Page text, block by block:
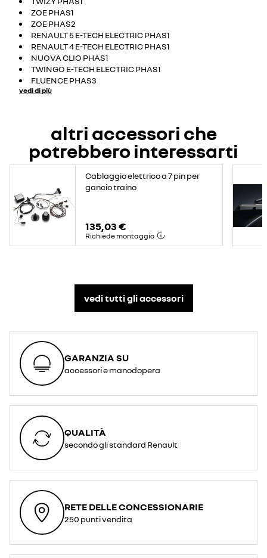
ZOE PHAS1
ZOE PHAS2
RENAULT 5 E-TECH ELECTRIC PHAS1
RENAULT 4 E-TECH ELECTRIC PHAS1
NUOVA CLIO PHAS1
TWINGO E-TECH ELECTRIC PHAS1
FLUENCE PHAS3
vedi di più
altri accessori che
potrebbero interessarti
Cablaggio elettrico a 7 pin per
gancio traino
135,03 €
Richiede montaggio
vedi tutti gli accessori​
GARANZIA SU
accessori e manodopera
QUALITÀ
secondo gli standard Renault
RETE DELLE CONCESSIONARIE
250 punti vendita